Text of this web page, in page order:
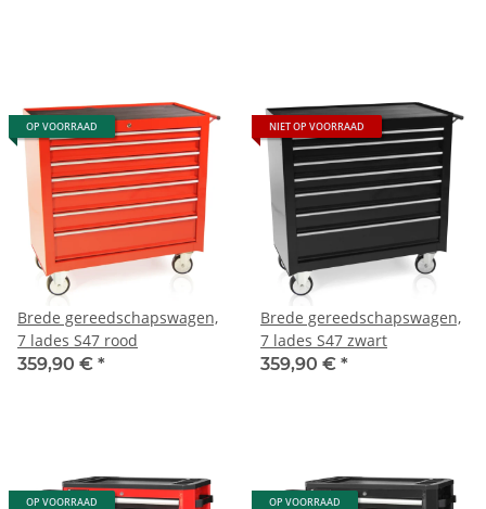
OP VOORRAAD
Brede gereedschapswagen,
7 lades S47 rood
359,90 € *
NIET OP VOORRAAD
Brede gereedschapswagen,
7 lades S47 zwart
359,90 € *
OP VOORRAAD OP VOORRAAD